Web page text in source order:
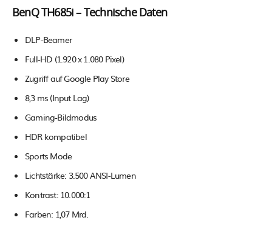
BenQ TH685i – Technische Daten
DLP-Beamer
Full-HD (1.920 x 1.080 Pixel)
Zugriff auf Google Play Store
8,3 ms (Input Lag)
Gaming-Bildmodus
HDR kompatibel
Sports Mode
Lichtstärke: 3.500 ANSI-Lumen
Kontrast: 10.000:1
Farben: 1,07 Mrd.